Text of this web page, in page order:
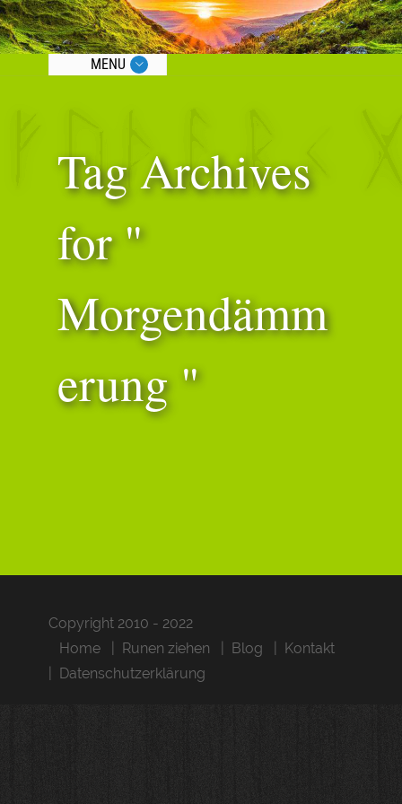
MENU
Tag Archives
for "
Morgendämm
erung "
Copyright 2010 - 2022
Home
Runen ziehen Blog
Kontakt
Datenschutzerklärung